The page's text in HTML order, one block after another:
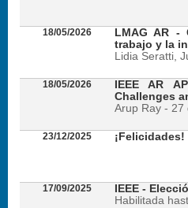
18/05/2026
LMAG AR
trabajo y la
Lidia Seratti,
18/05/2026
IEEE AR
Challenges
Arup Ray - 27
23/12/2025 ¡Felicidades!
17/09/2025
IEEE -
Habilitada